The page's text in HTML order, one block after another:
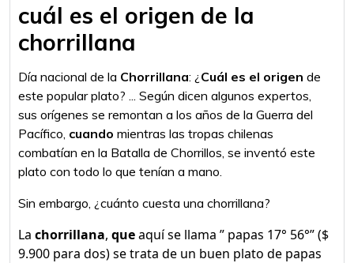
cuál es el origen de la
chorrillana
Día nacional de la Chorrillana: ¿ Cuál es el origen de
este popular plato? ... Según dicen algunos expertos,
sus orígenes se remontan a los años de la Guerra del
Pacífico, cuando mientras las tropas chilenas
combatían en la Batalla de Chorrillos, se inventó este
plato con todo lo que tenían a mano.
Sin embargo, ¿cuánto cuesta una chorrillana?
La chorrillana, queaquí se llama ” papas 17° 56°” ($
9.900 para dos) se trata de un buen plato de papas